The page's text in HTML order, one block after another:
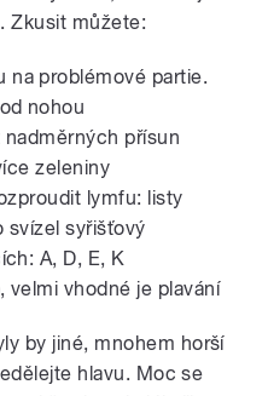
Zkusit můžete:
na problémové partie.
nohou
přísun
zeleniny
lymfu: listy
svízel syřišťový
A, D, E, K
velmi vhodné je plavání
by jiné, mnohem horší
hlavu. Moc se